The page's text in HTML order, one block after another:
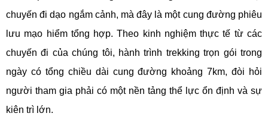
chuyến đi dạo ngắm cảnh, mà đây là một cung đường phiêu
lưu mạo hiểm tổng hợp. Theo kinh nghiệm thực tế từ các
chuyến đi của chúng tôi, hành trình trekking trọn gói trong
ngày có tổng chiều dài cung đường khoảng 7km, đòi hỏi
người tham gia phải có một nền tảng thể lực ổn định và sự
kiên trì lớn.